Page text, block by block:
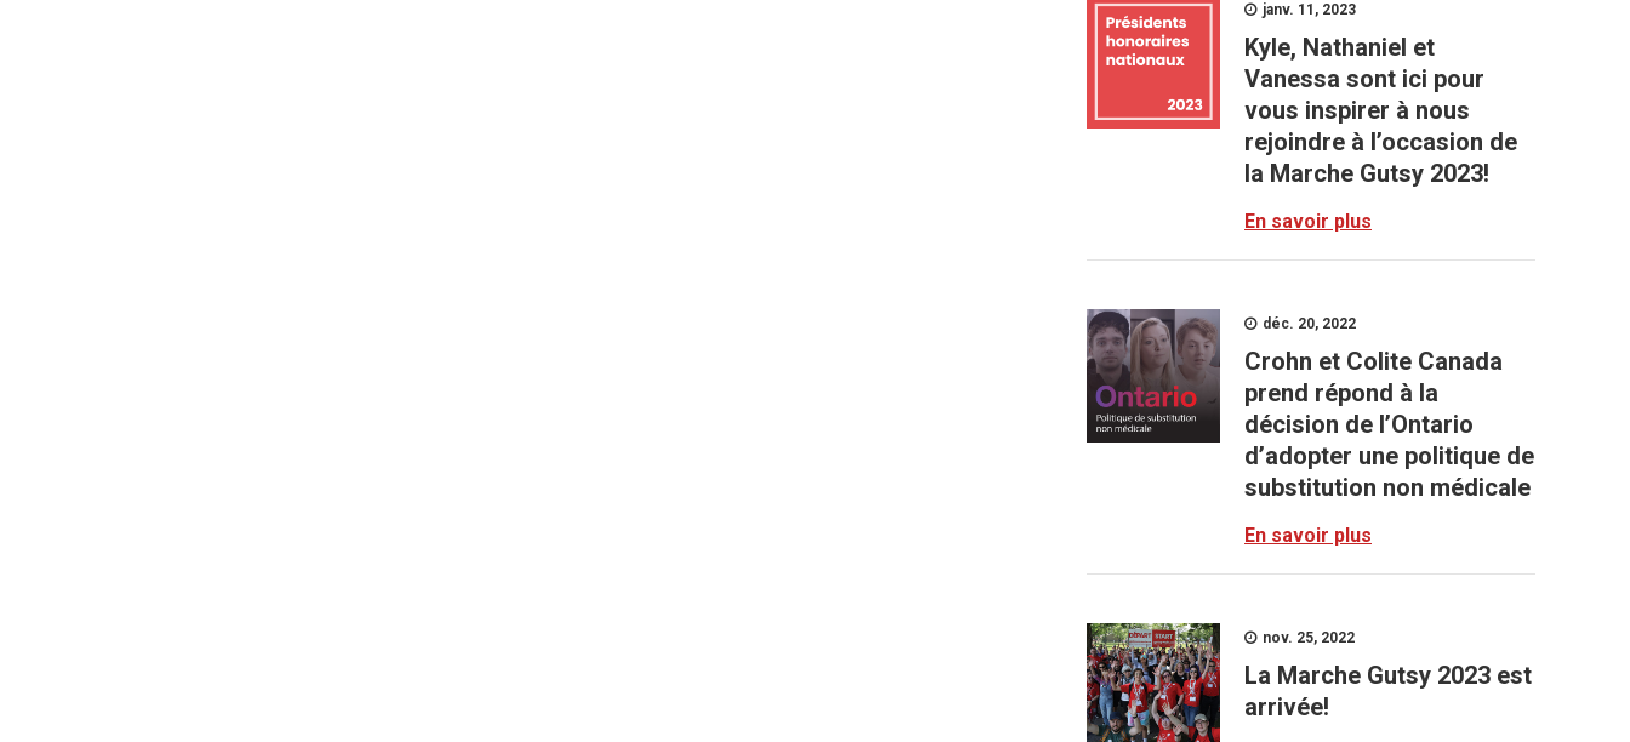
janv. 11, 2023
Kyle, Nathaniel et
Vanessa sont ici pour
vous inspirer à nous
rejoindre à l’occasion de
la Marche Gutsy 2023!
En savoir plus
déc. 20, 2022
Crohn et Colite Canada
prend répond à la
décision de l’Ontario
d’adopter une politique de
substitution non médicale
En savoir plus
nov. 25, 2022
La Marche Gutsy 2023 est
arrivée!